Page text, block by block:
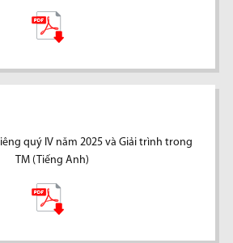
quý IV năm 2025 và Giải trình trong
TM (Tiếng Anh)